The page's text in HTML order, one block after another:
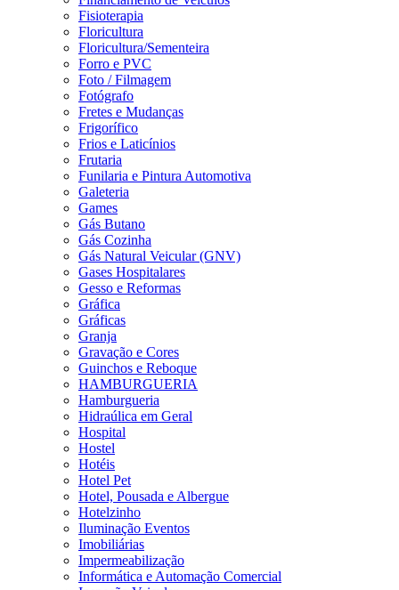
Fisioterapia
Floricultura
Floricultura/Sementeira
Forro e PVC
Foto / Filmagem
Fotógrafo
Fretes e Mudanças
Frigorífico
Frios e Laticínios
Frutaria
Funilaria e Pintura Automotiva
Galeteria
Games
Gás Butano
Gás Cozinha
Gás Natural Veicular (GNV)
Gases Hospitalares
Gesso e Reformas
Gráfica
Gráficas
Granja
Gravação e Cores
Guinchos e Reboque
HAMBURGUERIA
Hamburgueria
Hidraúlica em Geral
Hospital
Hostel
Hotéis
Hotel Pet
Hotel, Pousada e Albergue
Hotelzinho
Iluminação Eventos
Imobiliárias
Impermeabilização
Informática e Automação Comercial